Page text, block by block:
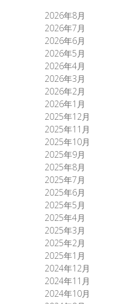
2026年8月
2026年7月
2026年6月
2026年5月
2026年4月
2026年3月
2026年2月
2026年1月
2025年12月
2025年11月
2025年10月
2025年9月
2025年8月
2025年7月
2025年6月
2025年5月
2025年4月
2025年3月
2025年2月
2025年1月
2024年12月
2024年11月
2024年10月